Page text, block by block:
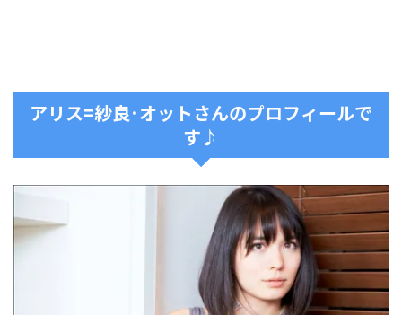
アリス=紗良･オットさんのプロフィールで
す♪